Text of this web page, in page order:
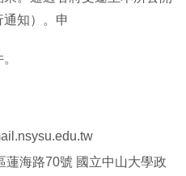
知）。申
蓮海路70號 國立中山大學政